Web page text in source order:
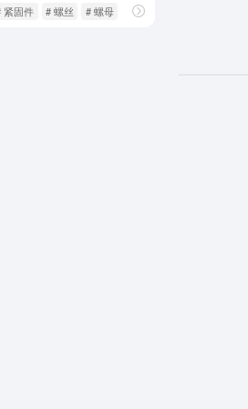
紧固件 # 螺丝 # 螺母